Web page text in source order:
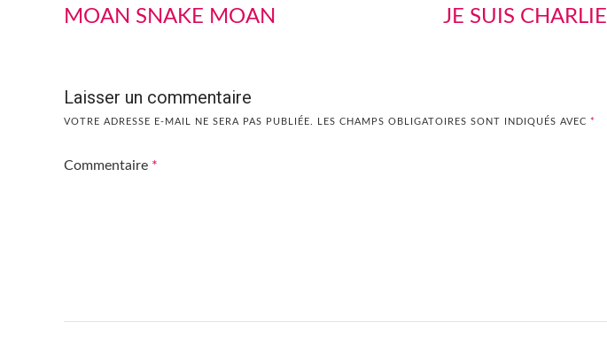
MOAN SNAKE MOAN JE SUIS CHARLIE
Laisser un commentaire
VOTRE ADRESSE E-MAIL NE SERA PAS PUBLIÉE. LES CHAMPS OBLIGATOIRES SONT INDIQUÉS AVEC *
Commentaire *